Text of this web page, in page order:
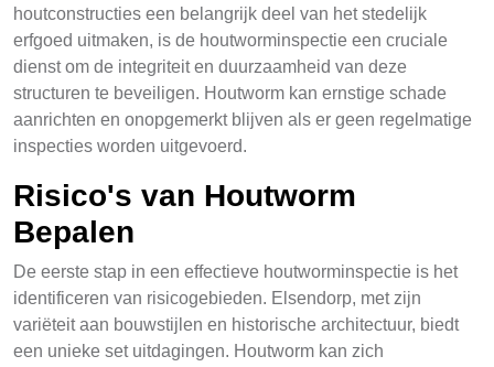
houtconstructies een belangrijk deel van het stedelijk
erfgoed uitmaken, is de houtworminspectie een cruciale
dienst om de integriteit en duurzaamheid van deze
structuren te beveiligen. Houtworm kan ernstige schade
aanrichten en onopgemerkt blijven als er geen regelmatige
inspecties worden uitgevoerd.
Risico's van Houtworm
Bepalen
De eerste stap in een effectieve houtworminspectie is het
identificeren van risicogebieden. Elsendorp, met zijn
variëteit aan bouwstijlen en historische architectuur, biedt
een unieke set uitdagingen. Houtworm kan zich